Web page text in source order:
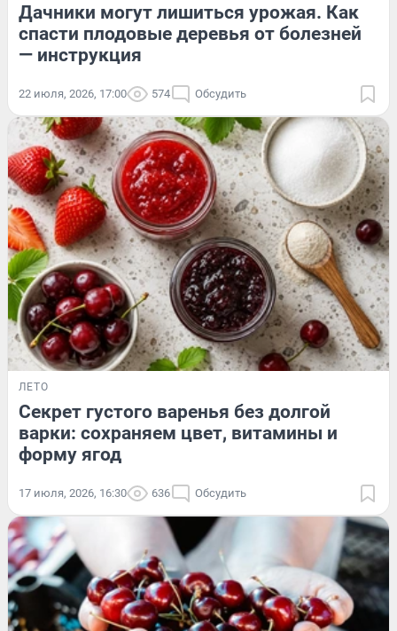
Дачники могут лишиться урожая. Как
спасти плодовые деревья от болезней
— инструкция
22 июля, 2026, 17:00 574 Обсудить
ЛЕТО
Секрет густого варенья без долгой
варки: сохраняем цвет, витамины и
форму ягод
17 июля, 2026, 16:30 636 Обсудить